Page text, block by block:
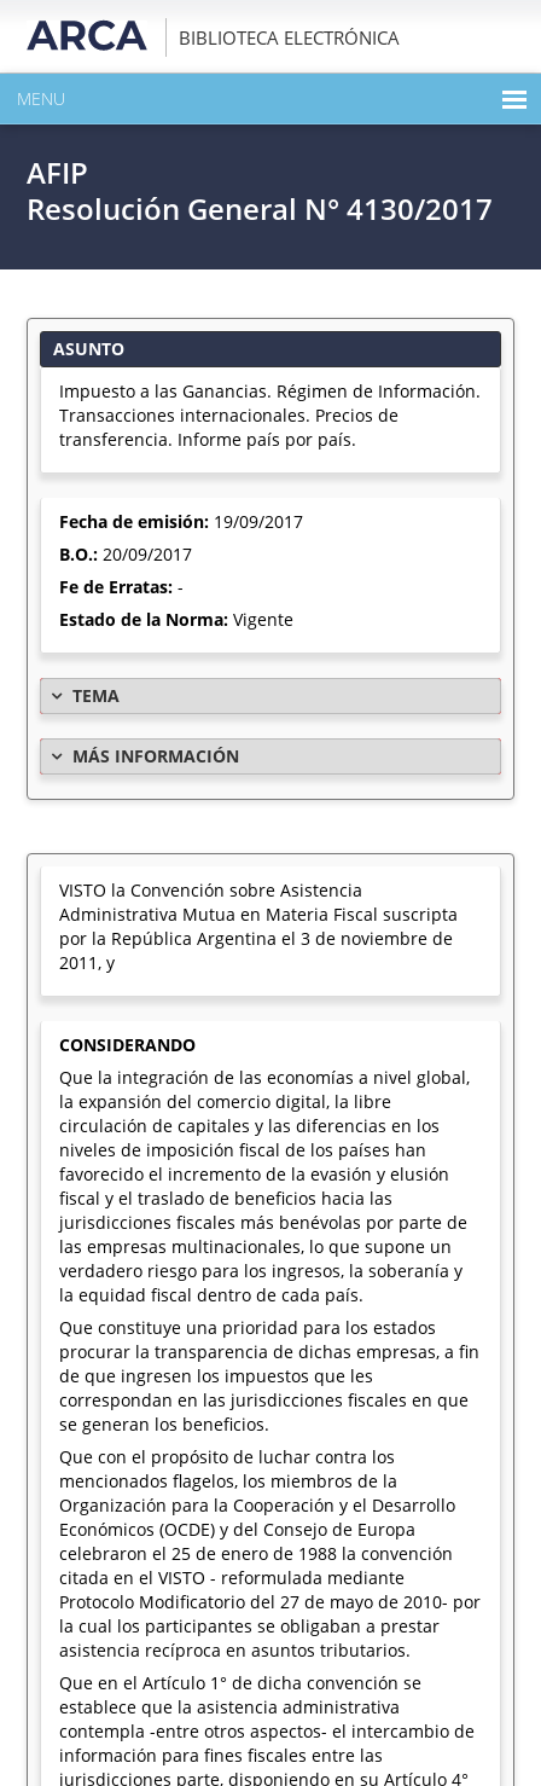
BIBLIOTECA ELECTRÓNICA
MENU
EXPANDIR TODO EL CONTENIDO DE LA PUBLICACIÓN
AFIP
Resolución General N° 4130/2017
ASUNTO
Impuesto a las Ganancias. Régimen de Información.
Transacciones internacionales. Precios de
transferencia. Informe país por país.
Fecha de emisión: 19/09/2017
B.O.:20/09/2017
Fe de Erratas:-
Estado de la Norma:Vigente
TEMA
MÁS INFORMACIÓN
VISTO la Convención sobre Asistencia
Administrativa Mutua en Materia Fiscal suscripta
por la República Argentina el 3 de noviembre de
2011, y
CONSIDERANDO
Que la integración de las economías a nivel global,
la expansión del comercio digital, la libre
circulación de capitales y las diferencias en los
niveles de imposición fiscal de los países han
favorecido el incremento de la evasión y elusión
fiscal y el traslado de beneficios hacia las
jurisdicciones fiscales más benévolas por parte de
las empresas multinacionales, lo que supone un
verdadero riesgo para los ingresos, la soberanía y
la equidad fiscal dentro de cada país.
Que constituye una prioridad para los estados
procurar la transparencia de dichas empresas, a fin
de que ingresen los impuestos que les
correspondan en las jurisdicciones fiscales en que
se generan los beneficios.
Que con el propósito de luchar contra los
mencionados flagelos, los miembros de la
Organización para la Cooperación y el Desarrollo
Económicos (OCDE) y del Consejo de Europa
celebraron el 25 de enero de 1988 la convención
citada en el VISTO - reformulada mediante
Protocolo Modificatorio del 27 de mayo de 2010- por
la cual los participantes se obligaban a prestar
asistencia recíproca en asuntos tributarios.
Que en el Artículo 1° de dicha convención se
establece que la asistencia administrativa
contempla -entre otros aspectos- el intercambio de
información para fines fiscales entre las
jurisdicciones parte, disponiendo en su Artículo 4°